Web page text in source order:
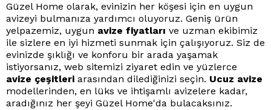
Güzel Home olarak, evinizin her köşesi için en uygun
avizeyi bulmanıza yardımcı oluyoruz. Geniş ürün
yelpazemiz, uygun avize fiyatları ve uzman ekibimiz
ile sizlere en iyi hizmeti sunmak için çalışıyoruz. Siz de
evinizde şıklığı ve konforu bir arada yaşamak
istiyorsanız, web sitemizi ziyaret edin ve yüzlerce
avize çeşitleri arasından dilediğinizi seçin. Ucuz avize
modellerinden, en lüks ve ihtişamlı avizelere kadar,
aradığınız her şeyi Güzel Home'da bulacaksınız.